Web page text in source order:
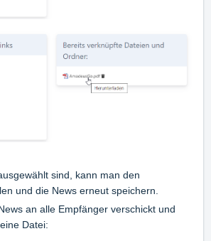
sind, kann man den
und die News erneut speichern.
an alle Empfänger verschickt und
Datei: